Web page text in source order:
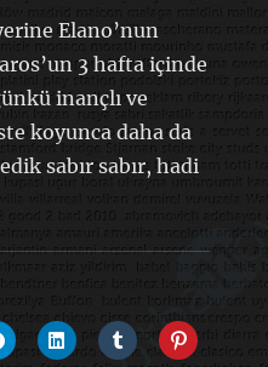
Elano’nun
3 hafta içinde
inançlı ve
koyunca daha da
sabır sabır, hadi